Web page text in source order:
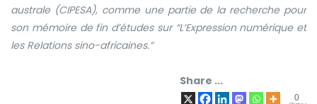
australe (CIPESA), comme une partie de la recherche pour
son mémoire de fin d’études sur “L’Expression numérique et
les Relations sino-africaines.”
Share ...
0